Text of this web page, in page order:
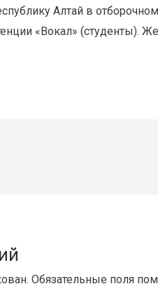
Алтай в
«Вокал» (студенты).
Обязательные поля